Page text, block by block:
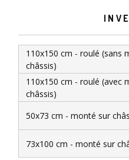
110x150 cm - roulé (sans
châssis)
110x150 cm - roulé (avec
châssis)
50x73 cm - monté sur
73x100 cm - monté sur